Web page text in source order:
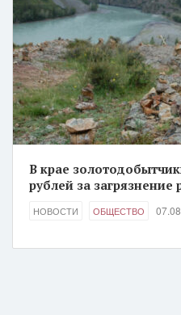
В крае
рублей за загрязнение
НОВОСТИ ОБЩЕСТВО